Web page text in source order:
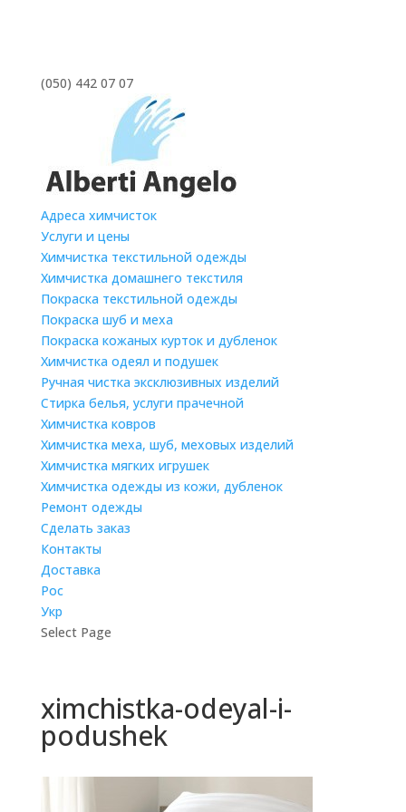
(050) 442 07 07
Адреса химчисток
Услуги и цены
Химчистка текстильной одежды
Химчистка домашнего текстиля
Покраска текстильной одежды
Покраска шуб и меха
Покраска кожаных курток и дубленок
Химчистка одеял и подушек
Ручная чистка эксклюзивных изделий
Стирка белья, услуги прачечной
Химчистка ковров
Химчистка меха, шуб, меховых изделий
Химчистка мягких игрушек
Химчистка одежды из кожи, дубленок
Ремонт одежды
Сделать заказ
Контакты
Доставка
Рос
Укр
Select Page
ximchistka-odeyal-i-
podushek